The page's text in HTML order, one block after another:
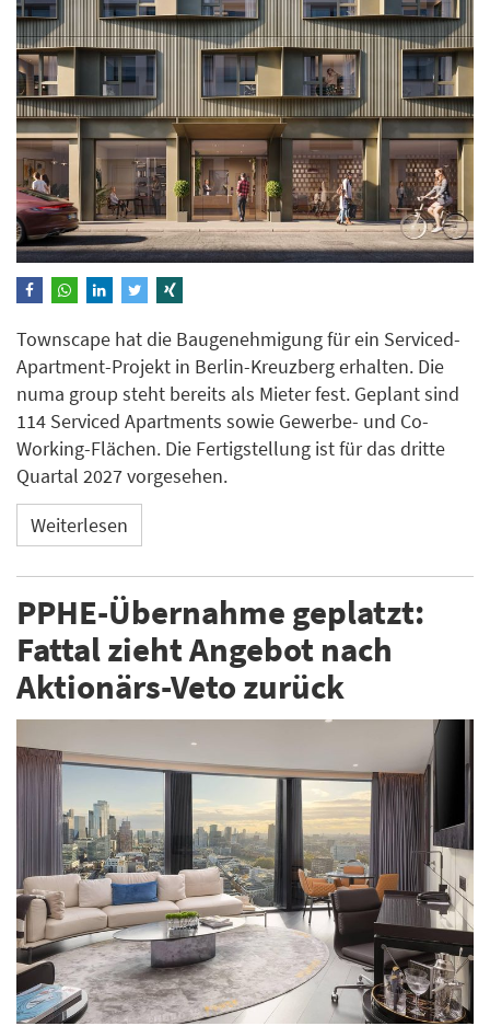
Townscape hat die Baugenehmigung für ein Serviced-
Apartment-Projekt in Berlin-Kreuzberg erhalten. Die
numa group steht bereits als Mieter fest. Geplant sind
114 Serviced Apartments sowie Gewerbe- und Co-
Working-Flächen. Die Fertigstellung ist für das dritte
Quartal 2027 vorgesehen.
Weiterlesen
PPHE-Übernahme geplatzt:
Fattal zieht Angebot nach
Aktionärs-Veto zurück